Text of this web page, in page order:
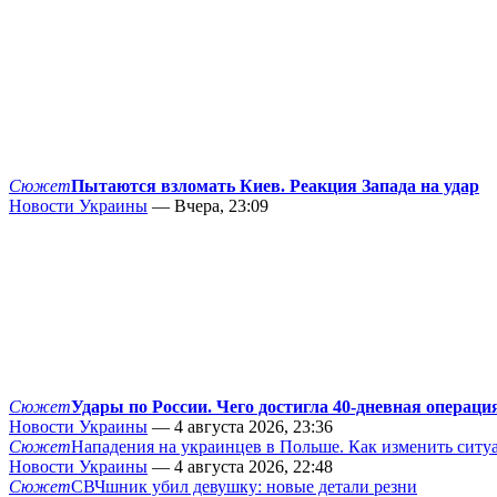
СюжетПытаются взломать Киев. Реакция Запада на удар
Новости Украины — Вчера, 23:09
СюжетУдары по России. Чего достигла 40-дневная
Новости Украины — 4 августа 2026, 23:36
СюжетНападения на украинцев в Польше. Как изменить
Новости Украины — 4 августа 2026, 22:48
СюжетСВЧшник убил девушку: новые детали резни